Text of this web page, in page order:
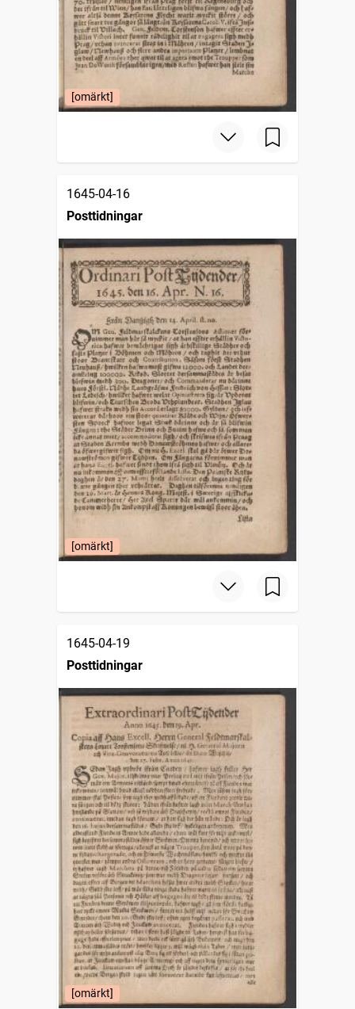
[omärkt]
1645-04-16
Posttidningar
[omärkt]
1645-04-19
Posttidningar
[omärkt]